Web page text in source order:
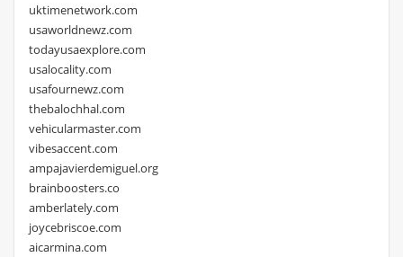
uktimenetwork.com
usaworldnewz.com
todayusaexplore.com
usalocality.com
usafournewz.com
thebalochhal.com
vehicularmaster.com
vibesaccent.com
ampajavierdemiguel.org
brainboosters.co
amberlately.com
joycebriscoe.com
aicarmina.com